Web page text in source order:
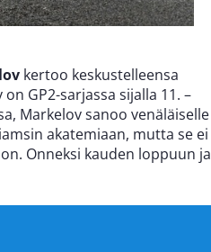
kertoo keskustelleensa
GP2-sarjassa sijalla 11. –
Markelov sanoo venäläiselle
akatemiaan, mutta se ei
Onneksi kauden loppuun ja